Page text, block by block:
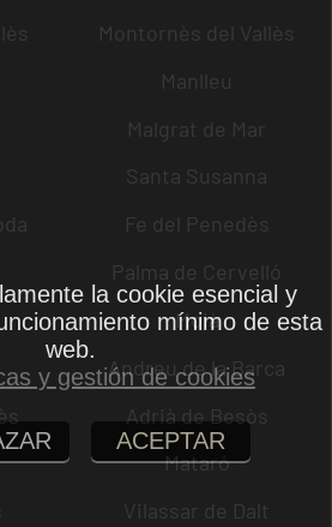
Montornès del Vallès
Manlleu
Malgrat de Mar
Santa Susanna
Fe del Penedès
Palma de Cervelló
Moià
Andreu de la Barca
Adrià de Besòs
Mataró
Vilassar de Dalt
la cookie esencial y
mínimo de esta
web.
y gestión de cookies
ACEPTAR